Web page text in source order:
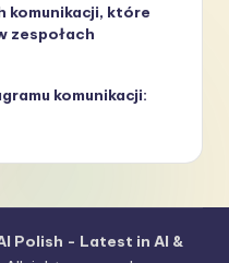
komunikacji, które
zespołach
komunikacji:
Polish - Latest in AI &